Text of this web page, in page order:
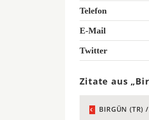
Telefon
E-Mail
Twitter
Zitate aus
BIRGÜN (TR) /